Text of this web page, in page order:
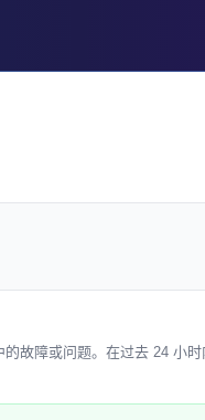
故障或问题。在过去 24 小时